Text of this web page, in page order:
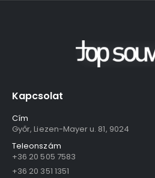
Kapcsolat
Cím
Győr, Liezen-Mayer u. 81, 9024
Teleonszám
+36 20 505 7583
+36 20 351 1351